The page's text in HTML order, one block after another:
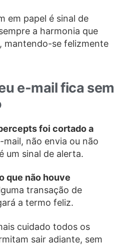
em papel é sinal de
a harmonia que
mantendo-se felizmente
e-mail fica sem
foi cortado a
mail, não envia ou não
um sinal de alerta.
que não houve
transação de
a termo feliz.
cuidado todos os
sair adiante, sem